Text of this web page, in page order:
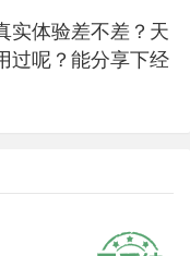
实体验差不差？天
过呢？能分享下经